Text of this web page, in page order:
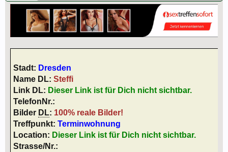
Stadt: Dresden
Name DL: Steffi
Link DL: Dieser Link ist für Dich nicht sichtbar.
TelefonNr.:
Bilder DL: 100% reale Bilder!
Treffpunkt: Terminwohnung
Location: Dieser Link ist für Dich nicht sichtbar.
Strasse/Nr.: